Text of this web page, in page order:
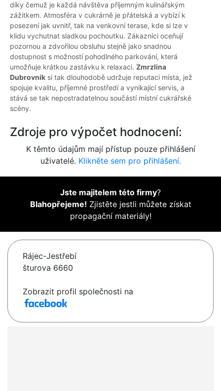
díky čemuž je každá návštěva příjemným kulinářským
zážitkem. Atmosféra v cukrárně je přátelská a vybízí k
posezení jak uvnitř, tak na venkovní terase, kde si lze v
klidu vychutnat sladkou pochoutku. Zákazníci oceňují
pozornou a zdvořilou obsluhu stejně jako snadnou
dostupnost s možností pohodlného parkování, která
umožňuje krátkou zastávku k relaxaci. Zmrzlina
Dubrovník si tak dlouhodobě udržuje reputaci místa, jež
spojuje kvalitu, příjemné prostředí a vynikající servis, a
stává se tak nepostradatelnou součástí místní cukrářské
scény.
Zdroje pro výpočet hodnocení:
K těmto údajům mají přístup pouze přihlášení
uživatelé. Klikněte sem pro přihlášení.
Jste majitelem této firmy?
Blahopřejeme! Zjistěte jestli můžete získat
propagační materiály!
Rájec-Jestřebí
šturova 6660
Zobrazit profil společnosti na